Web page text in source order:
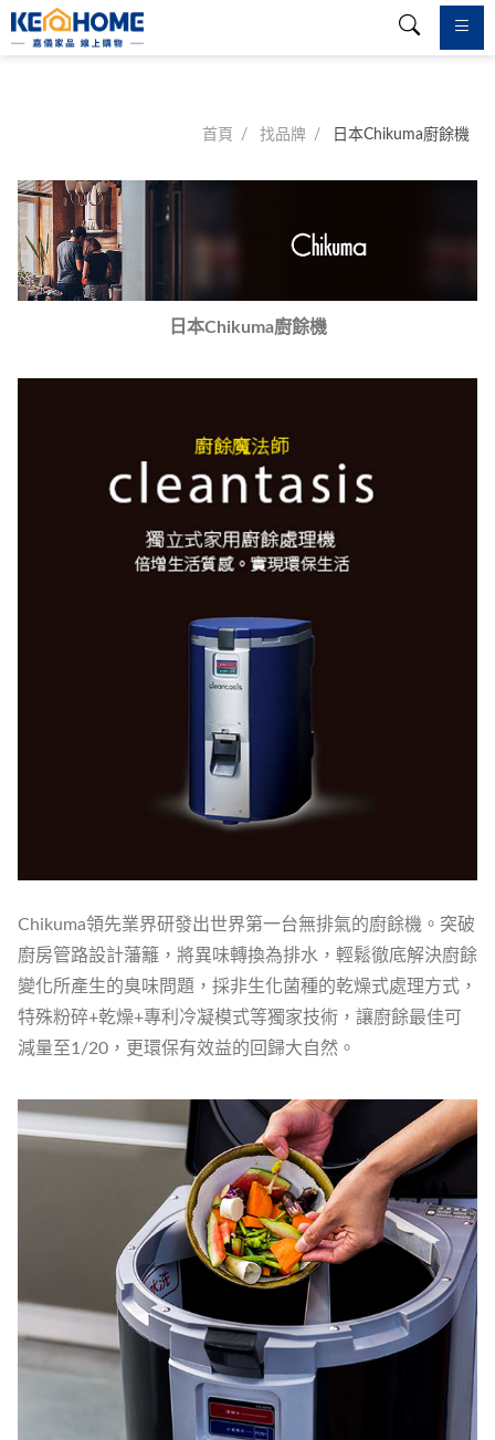
首頁 找品牌 日本Chikuma廚餘機
日本Chikuma廚餘機
Chikuma領先業界研發出世界第一台無排氣的廚餘機。突破
廚房管路設計藩籬，將異味轉換為排水，輕鬆徹底解決廚餘
變化所產生的臭味問題，採非生化菌種的乾燥式處理方式，
特殊粉碎+乾燥+專利冷凝模式等獨家技術，讓廚餘最佳可
減量至1/20，更環保有效益的回歸大自然。